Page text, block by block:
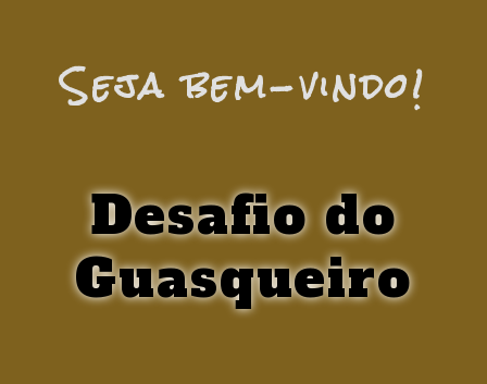
Seja bem-vindo!
Desafio do
Guasqueiro